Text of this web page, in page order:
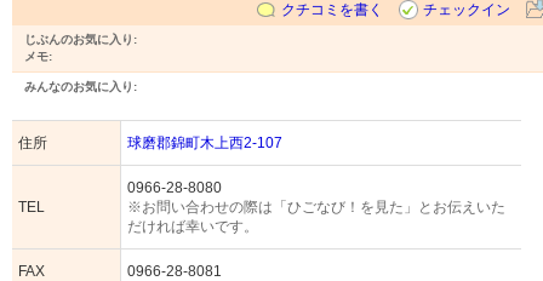
クチコミを書く
チェックイン
じぶんのお気に入り:
メモ:
みんなのお気に入り:
住所 球磨郡錦町木上西2-107
TEL
0966-28-8080
※お問い合わせの際は「ひごなび！を見た」とお伝えいた
だければ幸いです。
FAX 0966-28-8081